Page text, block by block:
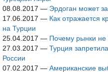
08.08.2017 — Эрдоган может
17.06.2017 — Как отражается
на Турции
25.04.2017 — Почему рынки не
27.03.2017 — Турция
России
07.02.2017 — Американские